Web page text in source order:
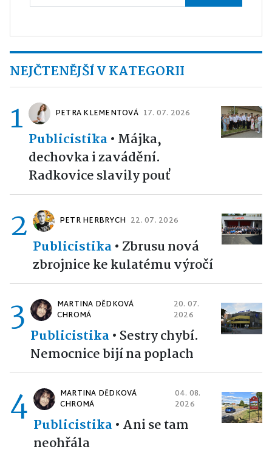
NEJČTENĚJŠÍ V KATEGORII
1 PETRA KLEMENTOVÁ 17. 07. 2026
Publicistika• Májka,
dechovka i zavádění.
Radkovice slavily pouť
2 PETR HERBRYCH 22. 07. 2026
Publicistika• Zbrusu nová
zbrojnice ke kulatému výročí
3
MARTINA DĚDKOVÁ
CHROMÁ
20. 07.
2026
Publicistika• Sestry chybí.
Nemocnice bijí na poplach
4
MARTINA DĚDKOVÁ
CHROMÁ
04. 08.
2026
Publicistika• Ani se tam
neohřála